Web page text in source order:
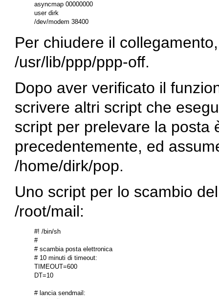
asyncmap 00000000
user dirk
Per chiudere il
/usr/lib/ppp/ppp-off.
Dopo aver verificato il
scrivere altri script che
script per prelevare la posta
precedentemente, ed
/home/dirk/pop.
Uno script per lo scambio
/root/mail:
#! /bin/sh
#
# scambia posta elettronica
# 10 minuti di timeout:
TIMEOUT=600
DT=10
# lancia sendmail: